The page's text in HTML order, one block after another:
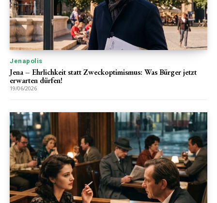
Jenapolis
Jena – Ehrlichkeit statt Zweckoptimismus: Was Bürger jetzt
erwarten dürfen!
19/06/2026